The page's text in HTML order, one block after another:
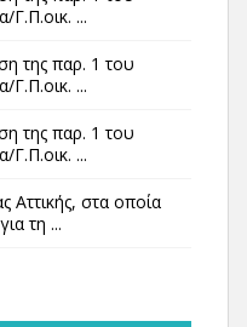
Γ.Π.οικ. ...
της παρ. 1 του
Γ.Π.οικ. ...
της παρ. 1 του
Γ.Π.οικ. ...
Αττικής, στα οποία
τη ...